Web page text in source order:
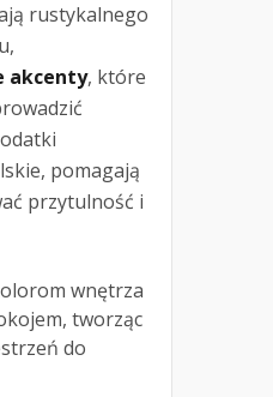
rustykalnego
akcenty, które
pomagają
przytulność i
wnętrza
tworząc
do